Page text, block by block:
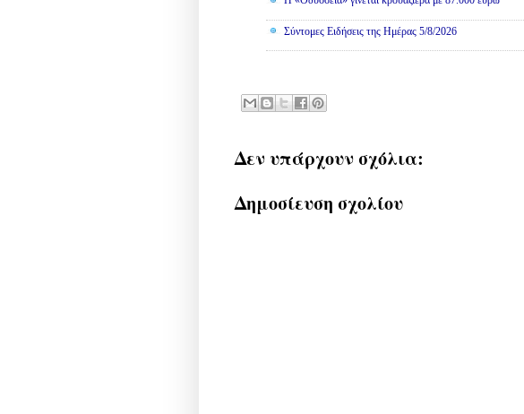
Σύντομες Ειδήσεις της Ημέρας 5/8/2026
Δεν υπάρχουν σχόλια:
Δημοσίευση σχολίου